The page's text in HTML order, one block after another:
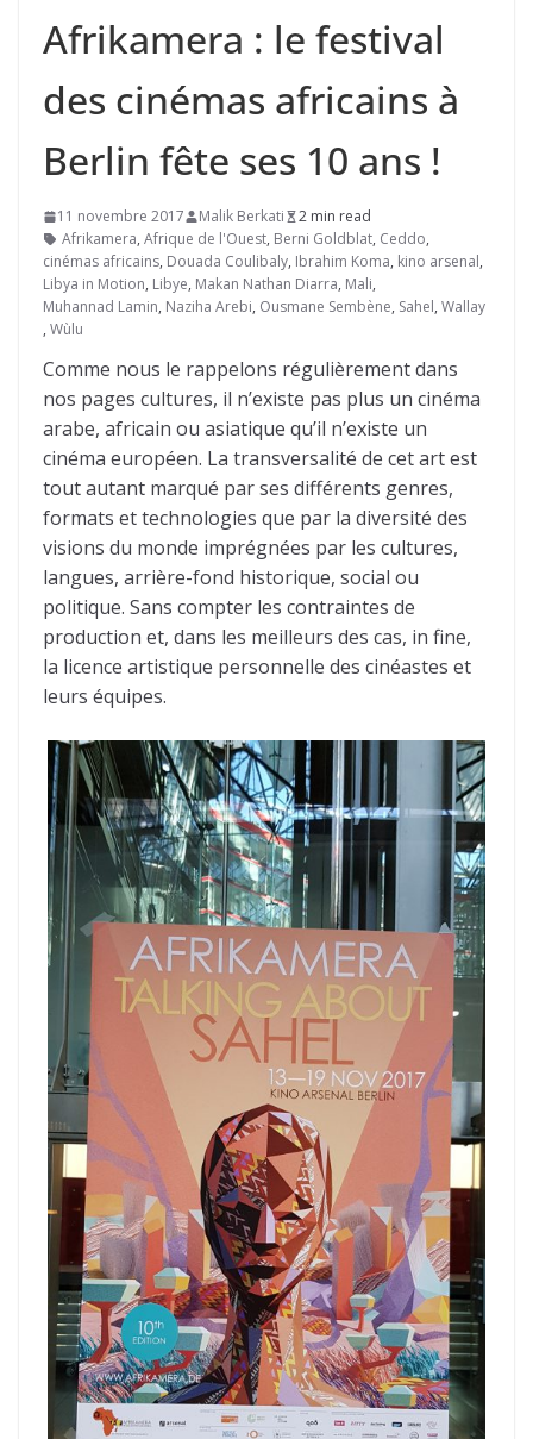
Afrikamera : le festival
des cinémas africains à
Berlin fête ses 10 ans !
11 novembre 2017 Malik Berkati
2 min read
Afrikamera, Afrique de l'Ouest, Berni Goldblat, Ceddo,
cinémas africains, Douada Coulibaly, Ibrahim Koma, kino arsenal,
Libya in Motion, Libye, Makan Nathan Diarra, Mali,
Muhannad Lamin, Naziha Arebi, Ousmane Sembène, Sahel, Wallay
, Wùlu
Comme nous le rappelons régulièrement dans
nos pages cultures, il n’existe pas plus un cinéma
arabe, africain ou asiatique qu’il n’existe un
cinéma européen. La transversalité de cet art est
tout autant marqué par ses différents genres,
formats et technologies que par la diversité des
visions du monde imprégnées par les cultures,
langues, arrière-fond historique, social ou
politique. Sans compter les contraintes de
production et, dans les meilleurs des cas, in fine,
la licence artistique personnelle des cinéastes et
leurs équipes.